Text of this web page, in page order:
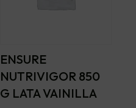
ENSURE
NUTRIVIGOR 850
G LATA VAINILLA